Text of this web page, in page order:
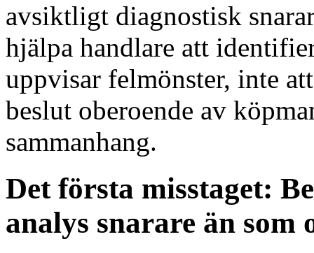
avsiktligt diagnostisk
hjälpa handlare att
uppvisar felmönster, inte
beslut oberoende av
sammanhang.
Det första misstaget:
analys snarare än